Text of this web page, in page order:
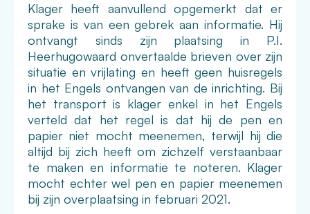
Klager heeft aanvullend opgemerkt dat er
sprake is van een gebrek aan informatie. Hij
ontvangt sinds zijn plaatsing in P.I.
Heerhugowaard onvertaalde brieven over zijn
situatie en vrijlating en heeft geen huisregels
in het Engels ontvangen van de inrichting. Bij
het transport is klager enkel in het Engels
verteld dat het regel is dat hij de pen en
papier niet mocht meenemen, terwijl hij die
altijd bij zich heeft om zichzelf verstaanbaar
te maken en informatie te noteren. Klager
mocht echter wel pen en papier meenemen
bij zijn overplaatsing in februari 2021.